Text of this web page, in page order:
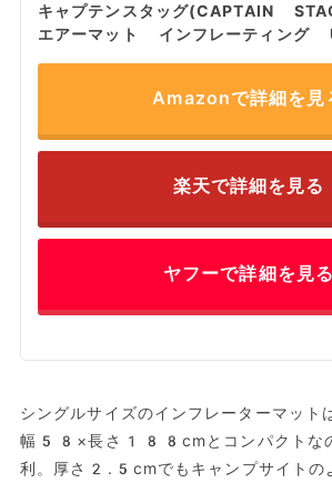
キャプテンスタッグ(CAPTAIN
エアーマット インフレーティ
Amazonで詳細を見
楽天で詳細を見る
ヤフーで詳細を見る
シングルサイズのインフレーターマッ
幅58×長さ188cmとコンパクトなの
利。厚さ2.5cmでもキャンプサイトの